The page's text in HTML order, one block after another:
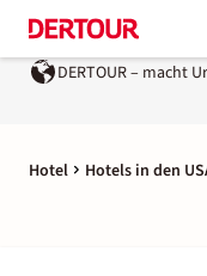
DERTOUR – macht
Hotel Hotels in den